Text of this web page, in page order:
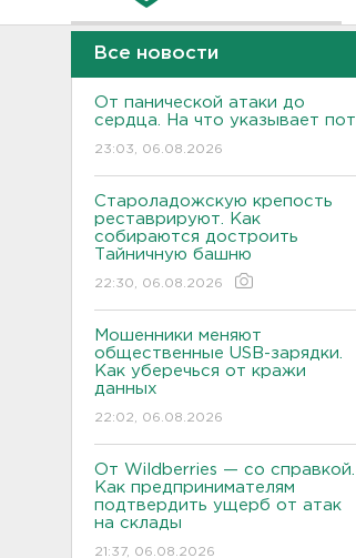
Все новости
От панической атаки до
сердца. На что указывает пот
23:03, 06.08.2026
Староладожскую крепость
реставрируют. Как
собираются достроить
Тайничную башню
22:30, 06.08.2026
Мошенники меняют
общественные USB-зарядки.
Как уберечься от кражи
данных
22:02, 06.08.2026
От Wildberries — со справкой.
Как предпринимателям
подтвердить ущерб от атак
на склады
21:37, 06.08.2026